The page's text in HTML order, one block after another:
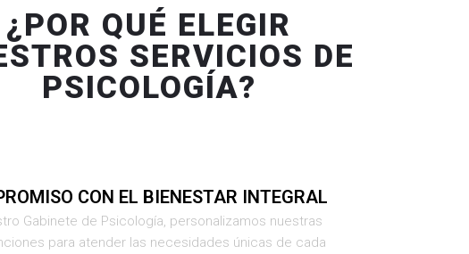
¿POR QUÉ ELEGIR
SERVICIOS DE
PSICOLOGÍA?
CON EL BIENESTAR INTEGRAL
Gabinete de Psicología, personalizamos nuestras
para atender las necesidades únicas de cada